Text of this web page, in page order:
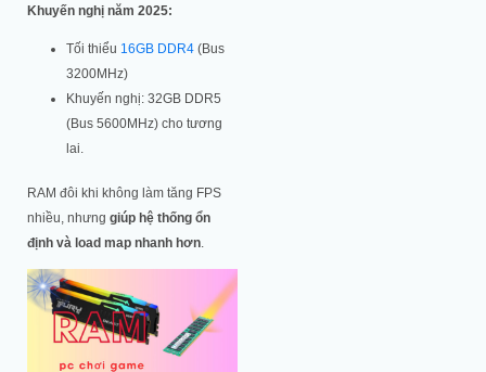
Khuyến nghị năm 2025:
Tối thiểu 16GB DDR4 (Bus
3200MHz)
Khuyến nghị: 32GB DDR5
(Bus 5600MHz) cho tương
lai.
RAM đôi khi không làm tăng FPS
nhiều, nhưng giúp hệ thống ổn
định và load map nhanh hơn.